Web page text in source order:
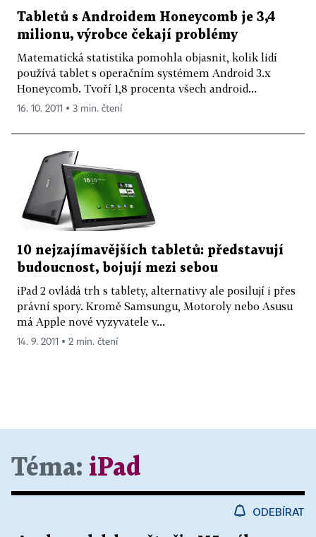
Tabletů s Androidem Honeycomb je 3,4
milionu, výrobce čekají problémy
Matematická statistika pomohla objasnit, kolik lidí
používá tablet s operačním systémem Android 3.x
Honeycomb. Tvoří 1,8 procenta všech android...
16. 10. 2011 ▪ 3 min. čtení
10 nejzajímavějších tabletů: představují
budoucnost, bojují mezi sebou
iPad 2 ovládá trh s tablety, alternativy ale posilují i přes
právní spory. Kromě Samsungu, Motoroly nebo Asusu
má Apple nové vyzyvatele v...
14. 9. 2011 ▪ 2 min. čtení
Téma: iPad
ODEBÍRAT